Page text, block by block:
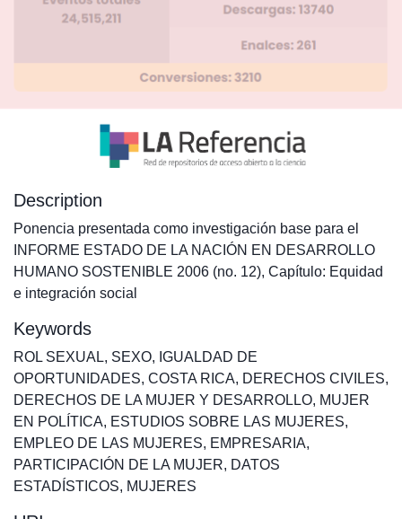
Description
Ponencia presentada como investigación base para el
INFORME ESTADO DE LA NACIÓN EN DESARROLLO
HUMANO SOSTENIBLE 2006 (no. 12), Capítulo: Equidad
e integración social
Keywords
ROL SEXUAL, SEXO, IGUALDAD DE
OPORTUNIDADES, COSTA RICA, DERECHOS CIVILES,
DERECHOS DE LA MUJER Y DESARROLLO, MUJER
EN POLÍTICA, ESTUDIOS SOBRE LAS MUJERES,
EMPLEO DE LAS MUJERES, EMPRESARIA,
PARTICIPACIÓN DE LA MUJER, DATOS
ESTADÍSTICOS, MUJERES